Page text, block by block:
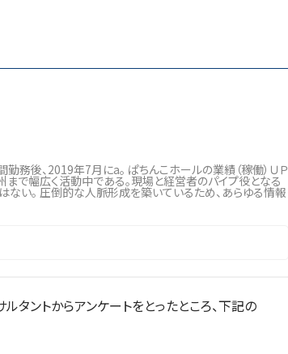
後、2019年7月にa。 ぱちんこホールの業績（稼働）ＵＰ
まで幅広く活動中である。現場と経営者のパイプ役となる
い。 圧倒的な人脈形成を築いているため、あらゆる情報
ントからアンケートをとったところ、下記の